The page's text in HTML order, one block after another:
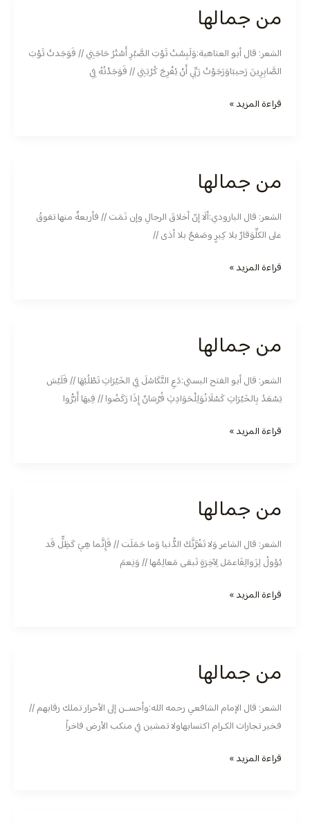
من جمالها
الشعر: قال أبو العتاهية:وَلَبِسْتُ ثَوْبَ الصَّبْرِ أَسْتُرُ حَاجَتِي // فَوَجَدتُ ثَوْبَ
الصَّابِرِينَ رَحيبَاوَرَجَوْتُ رَبِّي أَنْ يُفْرِجَ كُرْبَتِي // فَوَجَدْتُهُ فِي
من
جمالها
قراءة المزيد »
من جمالها
الشعر: قال البارودي:ألَا إنّ أخلاقَ الرجالِ وإن نَمَت // فأربعةٌ منها تفوقُ
على الكلِّوَقارٌ بلا كِبرٍ وصَفحٌ بلا أذى //
من
جمالها
قراءة المزيد »
من جمالها
الشعر: قال أبو الفتح البستي:دَعِ التَّكَاسُلَ فِي الخَيْرَاتِ تَطْلُبُهَا // فَلَيْسَ
يَسْعَدُ بِالخَيْرَاتِ كَسْلَانُوَلِلْحَوَادِثِ فُرْسَانٌ إِذَا رَكَضُوا // فِيهَا أَبَرُّوا
من
جمالها
قراءة المزيد »
من جمالها
الشعر: قال الشاعر وَلا تَغُرَّنَّكَ الدُّنيا وَما حَمَلَت // فَإِنَّما هِيَ كَظِلٍّ قَد
يُؤولُ لِزَوالِفَاعمَل لِآخِرَةٍ تَبقى مَعالِمُها // وَنِعمَ
من
جمالها
قراءة المزيد »
من جمالها
الشعر: قال الإمام الشافعي رحمه الله:وأحســن إلى الأحرار تملك رقابهم //
فخير تجارات الكـرام اكتسابهاولا تمشين في منكب الأرض فاخراً
من
جمالها
قراءة المزيد »